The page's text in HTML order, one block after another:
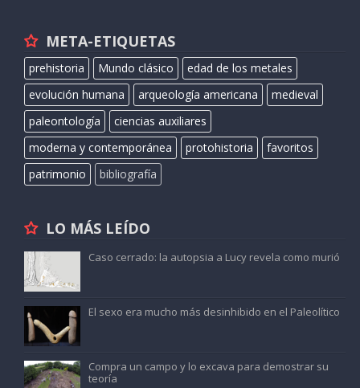
META-ETIQUETAS
prehistoria Mundo clásico
edad de los metales
evolución humana
arqueología americana
medieval
paleontología
ciencias auxiliares
moderna y contemporánea
protohistoria
favoritos
patrimonio
bibliografía
LO MÁS LEÍDO
Caso cerrado: la autopsia a Lucy revela como murió
El sexo era mucho más desinhibido en el Paleolítico
Compra un campo y lo excava para demostrar su
teoría